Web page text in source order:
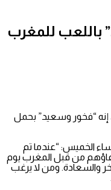
باللعب للمغرب
إنه “فخور وسعيد” بحمل
الخميس: “عندما تم
من قبل المغرب يوم
والسعادة. ومن لا يرغب